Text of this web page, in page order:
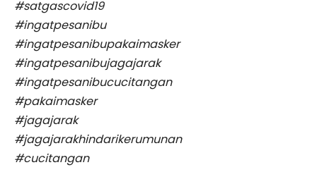
#satgascovid19
#ingatpesanibu
#ingatpesanibupakaimasker
#ingatpesanibujagajarak
#ingatpesanibucucitangan
#pakaimasker
#jagajarak
#jagajarakhindarikerumunan
#cucitangan